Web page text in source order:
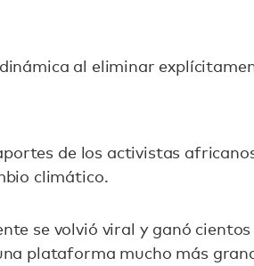
al eliminar
de los activistas
climático.
se volvió viral y ganó
plataforma mucho más